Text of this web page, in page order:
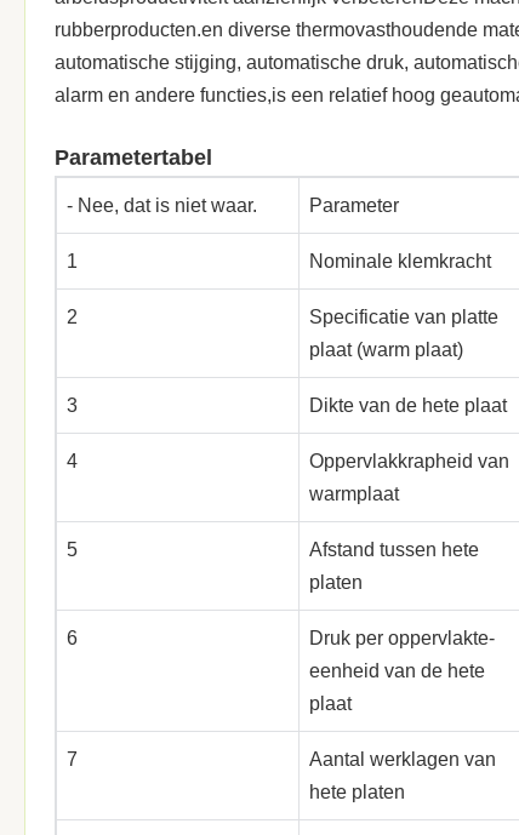
rubberproducten.en diverse thermovasthoudende
automatische stijging, automatische druk,
alarm en andere functies,is een relatief hoog
Parametertabel
- Nee, dat is niet waar. Parameter
1 Nominale klemkracht
2
Specificatie van platte
plaat (warm plaat)
3 Dikte van de hete plaat
4
Oppervlakkrapheid van
warmplaat
5
Afstand tussen hete
platen
6
Druk per oppervlakte-
eenheid van de hete
plaat
7
Aantal werklagen van
hete platen